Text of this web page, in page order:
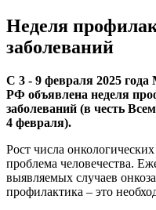
Неделя
заболеваний
С 3 - 9 февраля 2025
РФ объявлена неделя
заболеваний (в честь
4 февраля).
Рост числа
проблема человечества.
выявляемых случаев
профилактика – это